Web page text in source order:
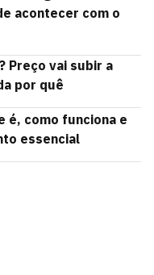
acontecer com o
Preço vai subir a
por quê
é, como funciona e
essencial